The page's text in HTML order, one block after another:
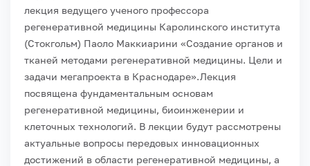
лекция ведущего ученого профессора
регенеративной медицины Каролинского института
(Стокгольм) Паоло Маккиарини «Создание органов и
тканей методами регенеративной медицины. Цели и
задачи мегапроекта в Краснодаре».Лекция
посвящена фундаментальным основам
регенеративной медицины, биоинженерии и
клеточных технологий. В лекции будут рассмотрены
актуальные вопросы передовых инновационных
достижений в области регенеративной медицины, а